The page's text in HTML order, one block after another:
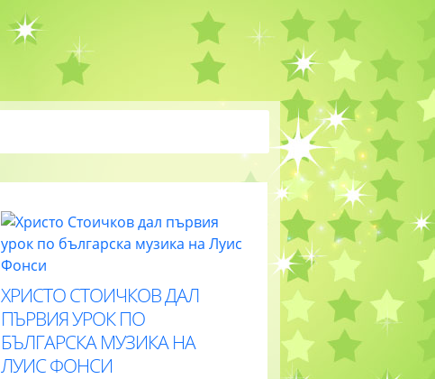
ХРИСТО СТОИЧКОВ ДАЛ
ПЪРВИЯ УРОК ПО
БЪЛГАРСКА МУЗИКА НА
ЛУИС ФОНСИ